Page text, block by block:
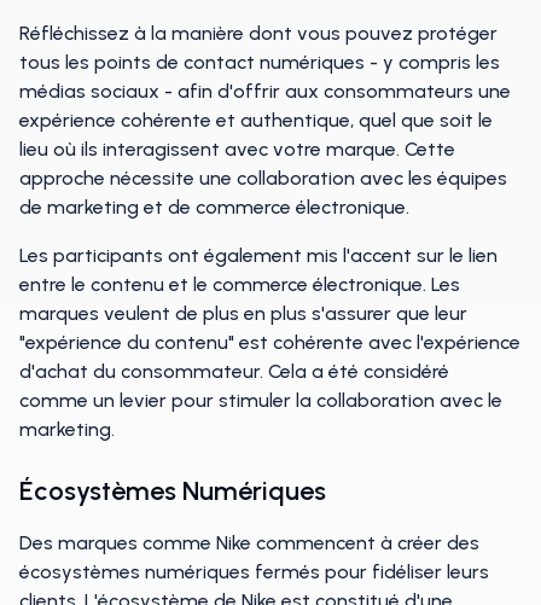
Réfléchissez à la manière dont vous pouvez protéger
tous les points de contact numériques - y compris les
médias sociaux - afin d'offrir aux consommateurs une
expérience cohérente et authentique, quel que soit le
lieu où ils interagissent avec votre marque. Cette
approche nécessite une collaboration avec les équipes
de marketing et de commerce électronique.
Les participants ont également mis l'accent sur le lien
entre le contenu et le commerce électronique. Les
marques veulent de plus en plus s'assurer que leur
"expérience du contenu" est cohérente avec l'expérience
d'achat du consommateur. Cela a été considéré
comme un levier pour stimuler la collaboration avec le
marketing.
Écosystèmes Numériques
Des marques comme Nike commencent à créer des
écosystèmes numériques fermés pour fidéliser leurs